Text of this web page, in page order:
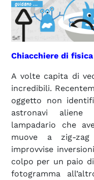
Chiacchiere di fisica
A volte capita di
incredibili.
oggetto non
astronavi
lampadario che
muove a zig-
improvvise
colpo per un paio
fotogramma